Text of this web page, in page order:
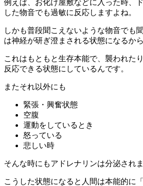
例えば、お化け屋敷などに入った時、
した物音でも過敏に反応しますよね。
しかも普段聞こえないような物音でも
は神経が研ぎ澄まされる状態になるから
これはもともと生存本能で、襲われた
反応できる状態にしているんです。
またそれ以外にも
緊張・興奮状態
空腹
運動をしているとき
怒っている
悲しい時
そんな時にもアドレナリンは分泌されま
こうした状態になると人間は本能的に